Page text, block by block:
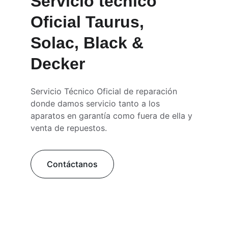
Oficial Taurus,
Solac, Black &
Decker
Servicio Técnico Oficial de reparación
donde damos servicio tanto a los
aparatos en garantía como fuera de ella y
venta de repuestos.
Contáctanos